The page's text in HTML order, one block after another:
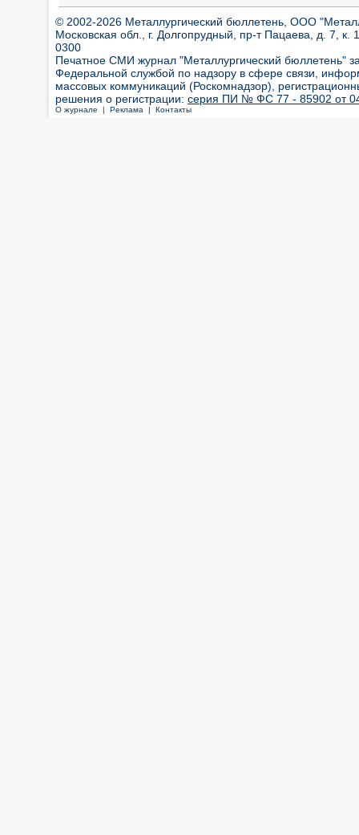
© 2002-2026 Металлургический бюллетень, ООО
Московская обл., г. Долгопрудный, пр-т Пацаева, д. 7,
0300
Печатное СМИ журнал "Металлургический бюллетень"
Федеральной службой по надзору в сфере связи,
массовых коммуникаций (Роскомнадзор),
решения о регистрации: серия ПИ № ФС 77 - 85902 от 04
О журнале | Реклама | Контакты